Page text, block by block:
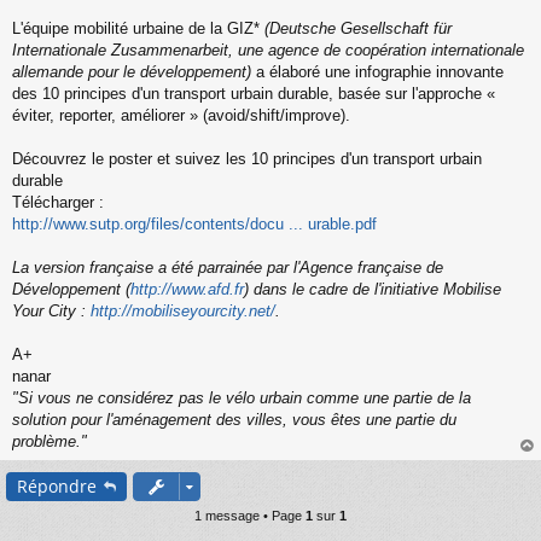
s
g
e
n
o
l
u
L'équipe mobilité urbaine de la GIZ* (Deutsche Gesellschaft für
Internationale Zusammenarbeit, une agence de coopération internationale
allemande pour le développement) a élaboré une infographie innovante
des 10 principes d'un transport urbain durable, basée sur l'approche «
éviter, reporter, améliorer » (avoid/shift/improve).
Découvrez le poster et suivez les 10 principes d'un transport urbain
durable
Télécharger :
http://www.sutp.org/files/contents/docu ... urable.pdf
La version française a été parrainée par l'Agence française de
Développement (http://www.afd.fr) dans le cadre de l'initiative Mobilise
Your City : http://mobiliseyourcity.net/.
A+
nanar
"Si vous ne considérez pas le vélo urbain comme une partie de la
solution pour l'aménagement des villes, vous êtes une partie du
problème."
au
Répondre
1 message • Page 1 sur 1